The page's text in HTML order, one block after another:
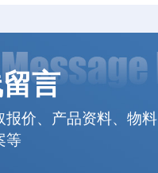
言
报价、产品资料、物料
等